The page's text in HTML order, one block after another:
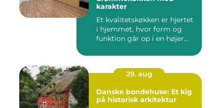
karakter
Et kvalitetskøkken er hjertet
i hjemmet, hvor form og
funktion går op i en højer...
29. aug
Danske bondehuse: Et kig
på historisk arkitektur